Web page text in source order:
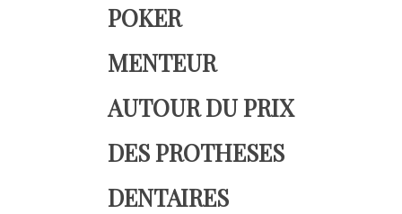
POKER
MENTEUR
AUTOUR DU PRIX
DES PROTHESES
DENTAIRES